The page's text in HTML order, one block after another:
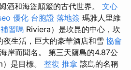
酒和海盜顛簸的古代世界。 文心
優化 台胞證 落地簽 瑪雅人里維
習嗎 Riviera）是坎昆的中心，坎
生活，巨大的豪華酒店和雪 協會
岸而聞名。 第三天鹽島的4.87公
）是目標。 整復 推拿 該島的名稱